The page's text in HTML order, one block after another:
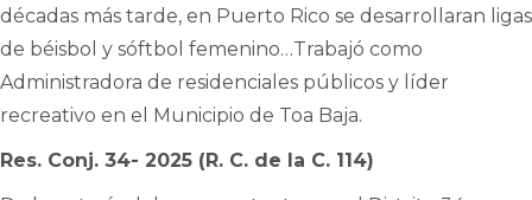
décadas más tarde, en Puerto Rico se desarrollaran ligas
de béisbol y sóftbol femenino…Trabajó como
Administradora de residenciales públicos y líder
recreativo en el Municipio de Toa Baja.
Res. Conj. 34- 2025 (R. C. de la C. 114)